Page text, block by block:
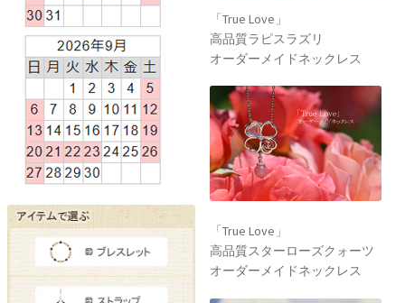
「True Love」
高品質ラピスラズリ
オーダーメイドネックレス
「True Love」
高品質スターローズクォーツ
オーダーメイドネックレス